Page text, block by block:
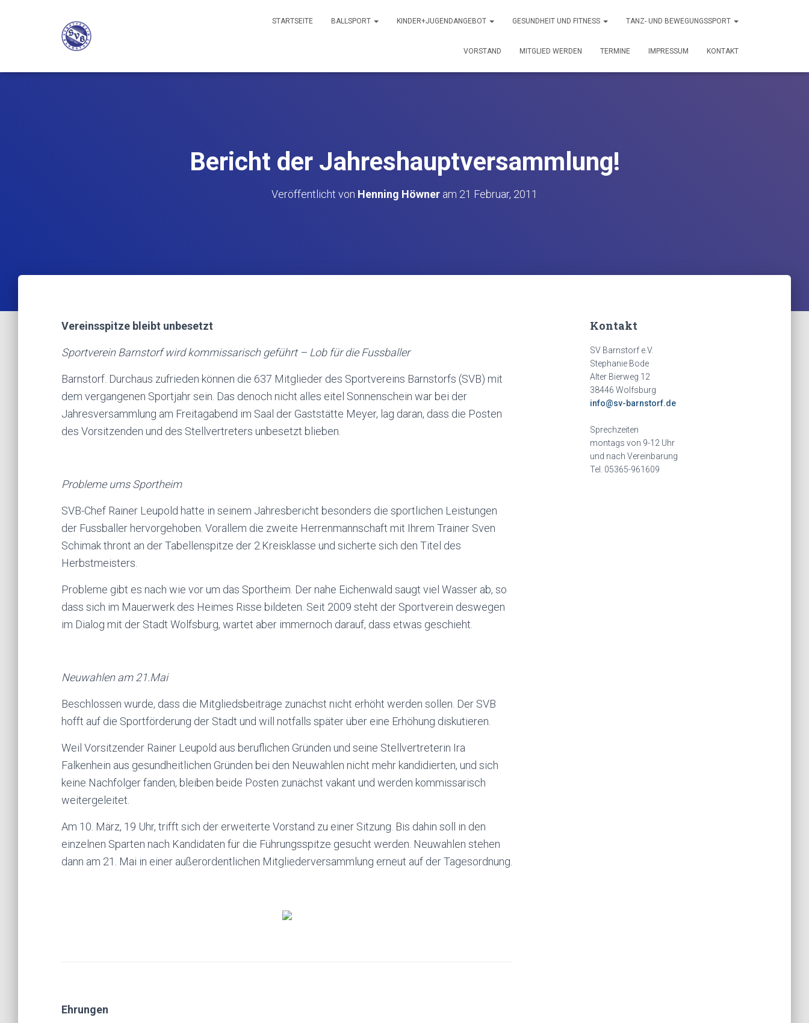
STARTSEITE BALLSPORT KINDER+JUGENDANGEBOT GESUNDHEIT UND FITNESS TANZ- UND BEWEGUNGSSPORT
VORSTAND MITGLIED WERDEN TERMINE IMPRESSUM KONTAKT
Bericht der Jahreshauptversammlung!
Veröffentlicht von Henning Höwner am 21 Februar, 2011
Vereinsspitze bleibt unbesetzt
Sportverein Barnstorf wird kommissarisch geführt – Lob für die Fussballer
Barnstorf. Durchaus zufrieden können die 637 Mitglieder des Sportvereins Barnstorfs (SVB) mit
dem vergangenen Sportjahr sein. Das denoch nicht alles eitel Sonnenschein war bei der
Jahresversammlung am Freitagabend im Saal der Gaststätte Meyer, lag daran, dass die Posten
des Vorsitzenden und des Stellvertreters unbesetzt blieben.
Probleme ums Sportheim
SVB-Chef Rainer Leupold hatte in seinem Jahresbericht besonders die sportlichen Leistungen
der Fussballer hervorgehoben. Vorallem die zweite Herrenmannschaft mit Ihrem Trainer Sven
Schimak thront an der Tabellenspitze der 2.Kreisklasse und sicherte sich den Titel des
Herbstmeisters.
Probleme gibt es nach wie vor um das Sportheim. Der nahe Eichenwald saugt viel Wasser ab, so
dass sich im Mauerwerk des Heimes Risse bildeten. Seit 2009 steht der Sportverein deswegen
im Dialog mit der Stadt Wolfsburg, wartet aber immernoch darauf, dass etwas geschieht.
Neuwahlen am 21.Mai
Beschlossen wurde, dass die Mitgliedsbeiträge zunächst nicht erhöht werden sollen. Der SVB
hofft auf die Sportförderung der Stadt und will notfalls später über eine Erhöhung diskutieren.
Weil Vorsitzender Rainer Leupold aus beruflichen Gründen und seine Stellvertreterin Ira
Falkenhein aus gesundheitlichen Gründen bei den Neuwahlen nicht mehr kandidierten, und sich
keine Nachfolger fanden, bleiben beide Posten zunächst vakant und werden kommissarisch
weitergeleitet.
Am 10. März, 19 Uhr, trifft sich der erweiterte Vorstand zu einer Sitzung. Bis dahin soll in den
einzelnen Sparten nach Kandidaten für die Führungsspitze gesucht werden. Neuwahlen stehen
dann am 21. Mai in einer außerordentlichen Mitgliederversammlung erneut auf der Tagesordnung.
Ehrungen
Kontakt
SV Barnstorf e.V.
Stephanie Bode
Alter Bierweg 12
38446 Wolfsburg
info@sv-barnstorf.de
Sprechzeiten
montags von 9-12 Uhr
und nach Vereinbarung
Tel. 05365-961609